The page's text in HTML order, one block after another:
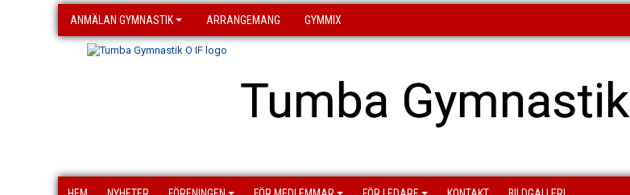
ANMÄLAN GYMNASTIK ARRANGEMANG GYMMIX
Tumba Gymnastik